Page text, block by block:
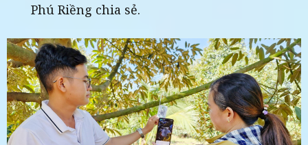
Phú Riềng chia sẻ.